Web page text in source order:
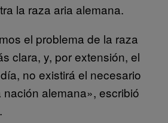
la raza aria alemana.
el problema de la raza
clara, y, por extensión, el
no existirá el necesario
alemana», escribió